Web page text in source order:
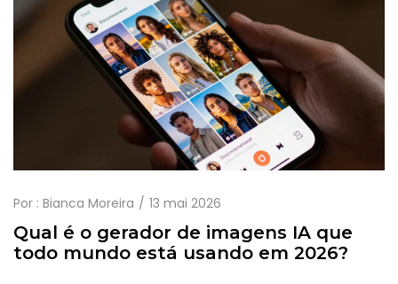
Por : Bianca Moreira 13 mai 2026
Qual é o gerador de imagens IA que
todo mundo está usando em 2026?